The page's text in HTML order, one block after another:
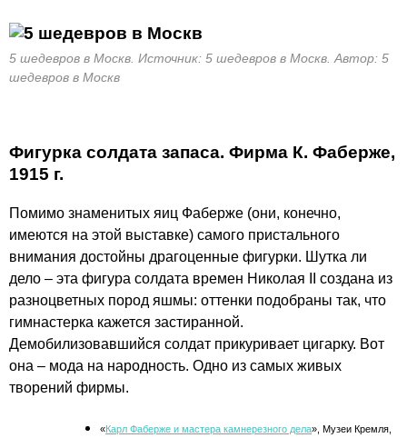
5 шедевров в Москв. Источник: 5 шедевров в Москв. Автор: 5
шедевров в Москв
Фигурка солдата запаса. Фирма К. Фаберже,
1915 г.
Помимо знаменитых яиц Фаберже (они, конечно,
имеются на этой выставке) самого пристального
внимания достойны драгоценные фигурки. Шутка ли
дело – эта фигура солдата времен Николая II создана из
разноцветных пород яшмы: оттенки подобраны так, что
гимнастерка кажется застиранной.
Демобилизовавшийся солдат прикуривает цигарку. Вот
она – мода на народность. Одно из самых живых
творений фирмы.
«Карл Фаберже и мастера камнерезного дела», Музеи Кремля,